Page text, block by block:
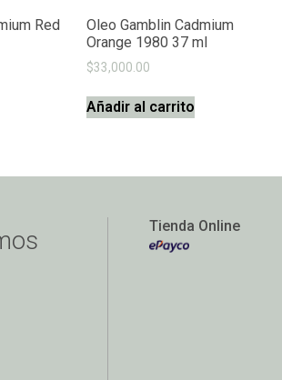
Red
Oleo Gamblin Cadmium
Orange 1980 37 ml
$33,000.00
Añadir al carrito
Tienda Online